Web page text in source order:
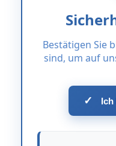
Bestätigen Sie
sind, um auf
✓ Ich